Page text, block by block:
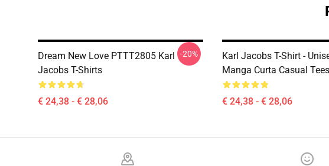
Dream New Love PTTT2805 Karl
Jacobs T-Shirts
€ 24,38 - € 28,06
-20%
Karl Jacobs T-Shirt -
Manga Curta Casual
€ 24,38 - € 28,06